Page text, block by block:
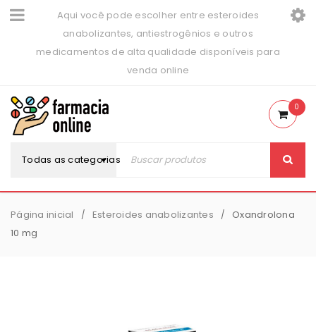
Aqui você pode escolher entre esteroides
anabolizantes, antiestrogênios e outros
medicamentos de alta qualidade disponíveis para
venda online
Todas as categorias
0
Página inicial / Esteroides anabolizantes /
Oxandrolona
10 mg